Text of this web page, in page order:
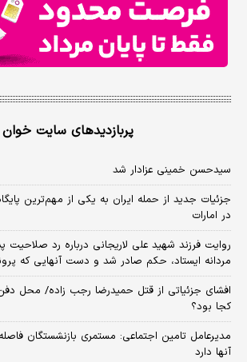
پربازدیدهای سایت خوان
سیدحسن خمینی عزادار شد
جزئیات جدید از حمله ایران به یکی از مهم‌ترین
در امارات
روایت فرزند شهید علی لاریجانی درباره رد صلاحیت
مردانه ایستاد، حکم صادر شد و دست آنهایی که
افشای جزئیاتی از قتل حمیدرضا رجب زاده/ محل
کجا بود؟
مدیرعامل تامین اجتماعی: مستمری بازنشستگان
آنها دارد